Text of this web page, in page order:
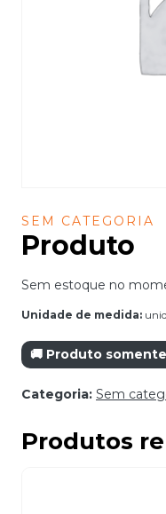
SEM CATEGORIA
Produto
Sem estoque no
Unidade de medida:
🚚 Produto
Categoria: Sem
Produtos